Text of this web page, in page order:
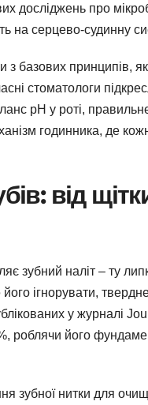
досліджень про
на серцево-судинну
з базових принципів,
стоматологи
pH у роті,
годинника, де
від
зубний наліт – ту
ігнорувати,
у журналі
його
зубної нитки для